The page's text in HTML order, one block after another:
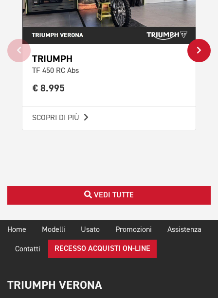
TRIUMPH
TF 450 RC Abs
€ 8.995
SCOPRI DI PIÙ
VEDI TUTTE
Home Modelli Usato Promozioni Assistenza
Contatti RECESSO ACQUISTI ON-LINE
TRIUMPH VERONA